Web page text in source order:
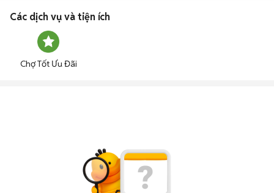
Các dịch vụ và tiện ích
Chợ Tốt Ưu Đãi